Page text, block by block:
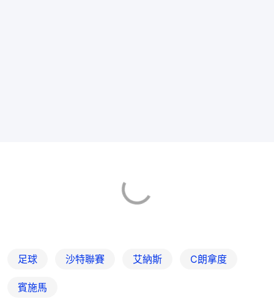
足球 沙特聯賽 艾納斯 C朗拿度
賓施馬